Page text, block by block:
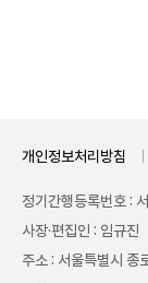
개인정보처리방침
정기간행등록번호 :
사장·편집인 : 임규진
주소 : 서울특별시